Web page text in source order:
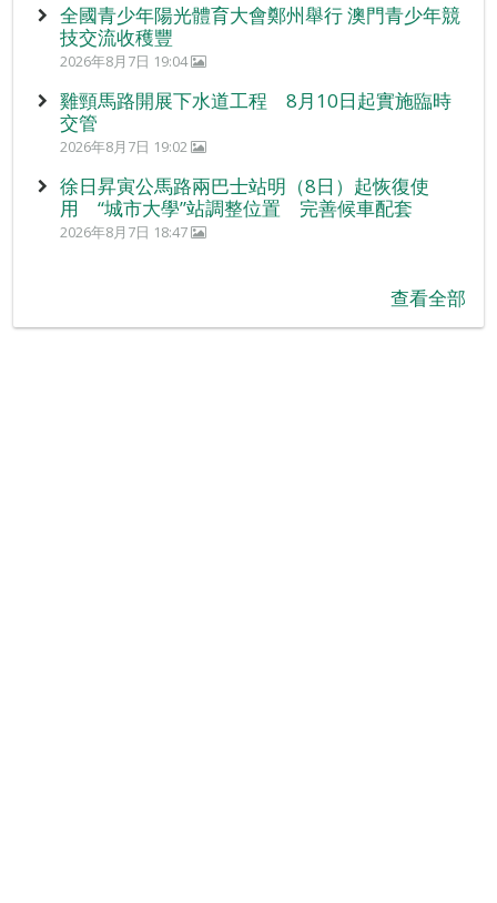
全國青少年陽光體育大會鄭州舉行 澳門青少年競
技交流收穫豐
2026年8月7日 19:04
雞頸馬路開展下水道工程 8月10日起實施臨時
交管
2026年8月7日 19:02
徐日昇寅公馬路兩巴士站明（8日）起恢復使
用 “城市大學”站調整位置 完善候車配套
2026年8月7日 18:47
查看全部